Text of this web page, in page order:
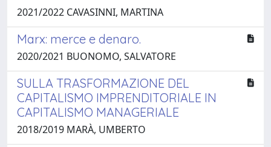
2021/2022 CAVASINNI, MARTINA
Marx: merce e denaro.
2020/2021 BUONOMO, SALVATORE
SULLA TRASFORMAZIONE DEL
CAPITALISMO IMPRENDITORIALE IN
CAPITALISMO MANAGERIALE
2018/2019 MARÀ, UMBERTO